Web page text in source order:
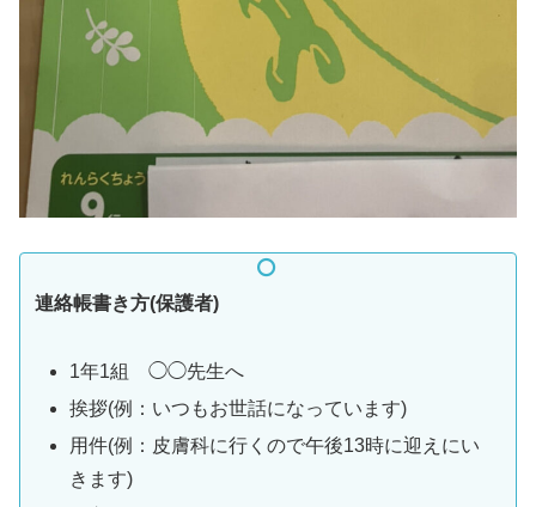
連絡帳書き方(保護者)
1年1組 ◯◯先生へ
挨拶(例：いつもお世話になっています)
用件(例：皮膚科に行くので午後13時に迎えにい
きます)